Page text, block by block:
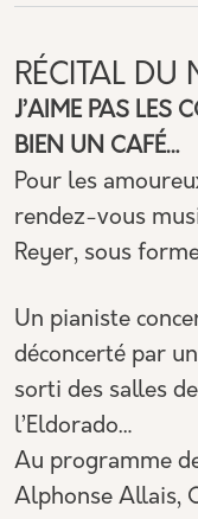
RÉCITAL DU
J’AIME PAS LES
BIEN UN CAFÉ…
Pour les
rendez-vous
Reyer, sous
Un pianiste
déconcerté par
sorti des salles
l’Eldorado…
Au programme
Alphonse Allais,